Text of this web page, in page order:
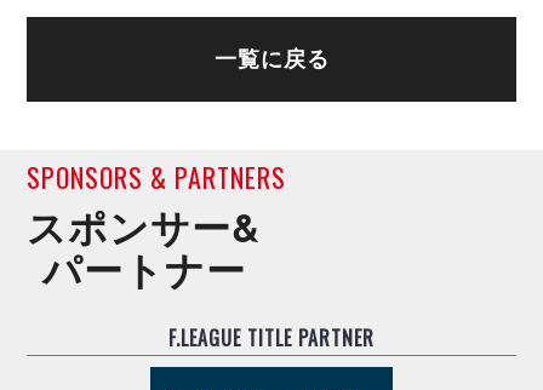
一覧に戻る
SPONSORS & PARTNERS
スポンサー&
パートナー
F.LEAGUE TITLE PARTNER